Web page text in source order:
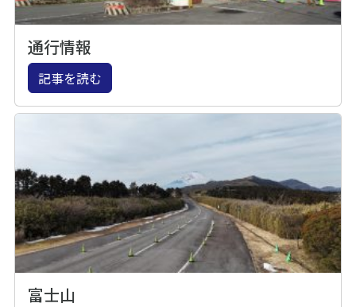
通行情報
記事を読む
富士山